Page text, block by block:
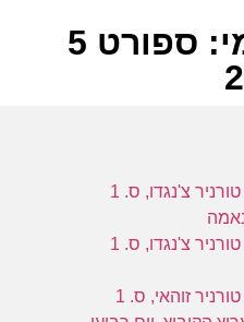
לוח שידורים יומי: ספורט 5